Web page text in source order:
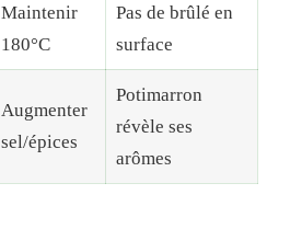
Maintenir
180°C
Pas de brûlé en
surface
Augmenter
sel/épices
Potimarron
révèle ses
arômes